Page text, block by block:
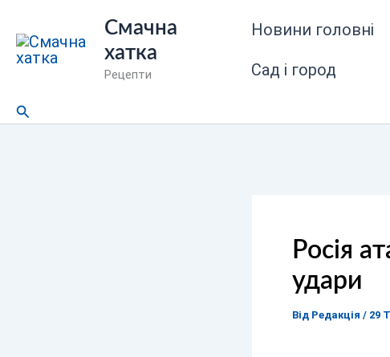
до
вмісту
Смачна
хатка
Рецепти
Новини головні
Сад і город
Пошук
Росія
удари
Від Редакція / 29